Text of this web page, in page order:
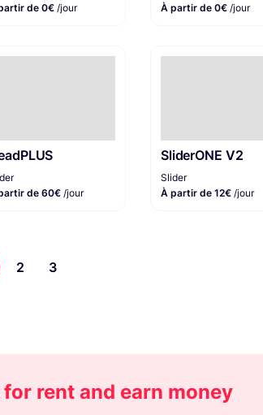
de 0€ /jour
À partir de 0€ /jour
de 60€/jour
SliderONE V2
Slider
À partir de 12€ /jour
2 3
rent and earn money